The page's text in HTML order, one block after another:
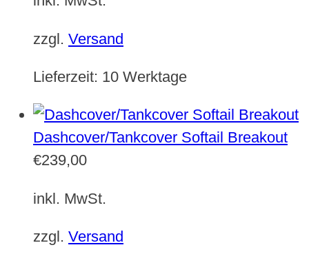
zzgl. Versand
Lieferzeit: 10 Werktage
Dashcover/Tankcover Softail Breakout
€239,00
inkl. MwSt.
zzgl. Versand